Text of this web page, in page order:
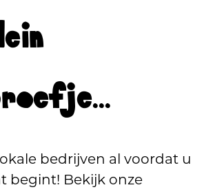
bedrijven al voordat u
begint! Bekijk onze